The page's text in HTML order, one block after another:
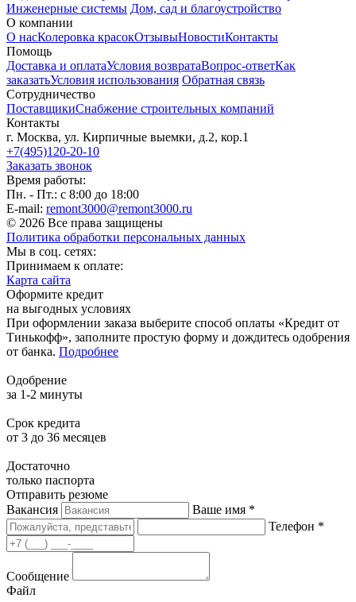
Инженерные системы Дом, сад и благоустройство
О компании
О насКолеровка красокОтзывыНовостиКонтакты
Помощь
Доставка и оплатаУсловия возвратаВопрос-ответКак
заказатьУсловия использования Обратная связь
Сотрудничество
ПоставщикиСнабжение строительных компаний
Контакты
г. Москва, ул. Кирпичные выемки, д.2, кор.1
+7(495)120-20-10
Заказать звонок
Время работы:
Пн. - Пт.: с 8:00 до 18:00
E-mail: remont3000@remont3000.ru
© 2026 Все права защищены
Политика обработки персональных данных
Мы в соц. сетях:
Принимаем к оплате:
Карта сайта
Оформите кредит
на выгодных условиях
При оформлении заказа выберите способ оплаты «Кредит от
Тинькофф», заполните простую форму и дождитесь одобрения
от банка. Подробнее
Одобрение
за 1-2 минуты
Срок кредита
от 3 до 36 месяцев
Достаточно
только паспорта
Отправить резюме
Вакансия
Ваше имя *
Телефон *
Сообщение
Файл